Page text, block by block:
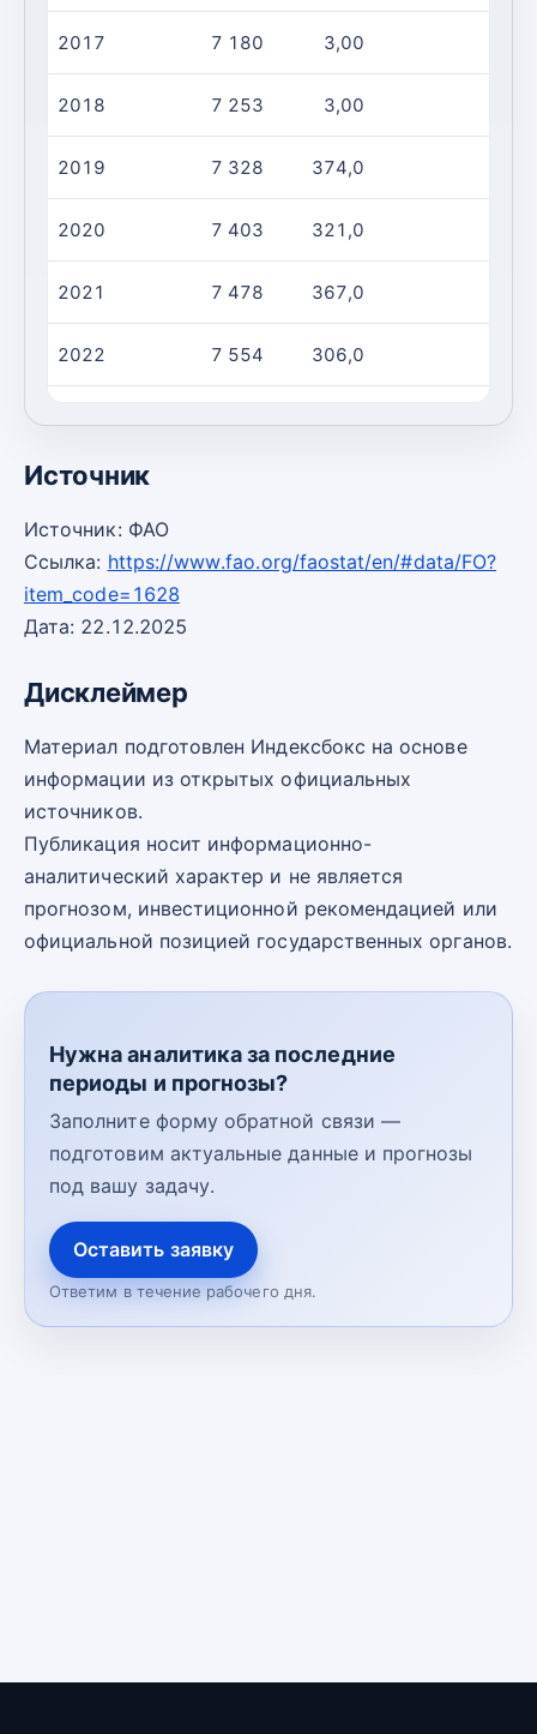
2017 7 180 3,00
2018 7 253 3,00
2019 7 328 374,0
2020 7 403 321,0
2021 7 478 367,0
2022 7 554 306,0
Источник
Источник: ФАО
Ссылка: https://www.fao.org/faostat/en/#data/FO?
item_code=1628
Дата: 22.12.2025
Дисклеймер
Материал подготовлен Индексбокс на основе
информации из открытых официальных
источников.
Публикация носит информационно-
аналитический характер и не является
прогнозом, инвестиционной рекомендацией или
официальной позицией государственных органов.
Нужна аналитика за последние
периоды и прогнозы?
Заполните форму обратной связи —
подготовим актуальные данные и прогнозы
под вашу задачу.
Оставить заявку
Ответим в течение рабочего дня.